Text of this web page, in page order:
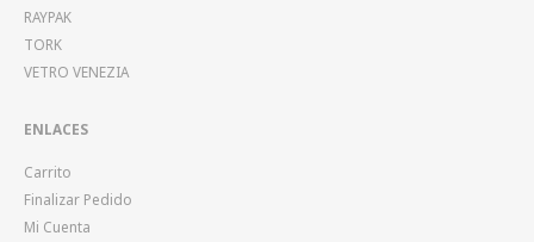
RAYPAK
TORK
VETRO VENEZIA
ENLACES
Carrito
Finalizar Pedido
Mi Cuenta